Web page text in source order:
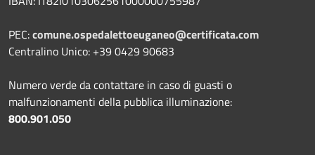
PEC:comune.ospedalettoeuganeo@certificata.com
Centralino Unico: +39 0429 90683
Numero verde da contattare in caso di guasti o
malfunzionamenti della pubblica illuminazione:
800.901.050